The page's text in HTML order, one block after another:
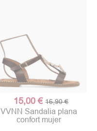
15,00 € 16,90 €
VVNN Sandalia plana
confort mujer